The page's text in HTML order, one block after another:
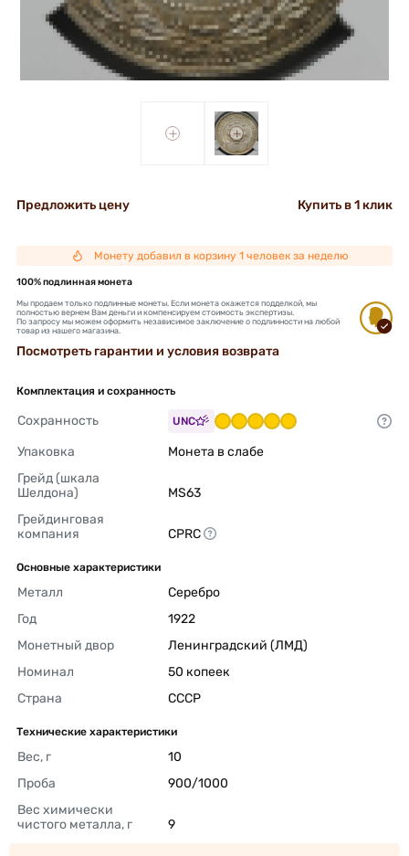
+ +
Предложить цену Купить в 1 клик
Монету добавил в корзину 1 человек за неделю
100% подлинная монета
Мы продаем только подлинные монеты. Если монета окажется подделкой, мы
полностью вернем Вам деньги и компенсируем стоимость экспертизы.
По запросу мы можем оформить независимое заключение о подлинности на любой
товар из нашего магазина.
Посмотреть гарантии и условия возврата
Комплектация и сохранность
Сохранность UNC
Упаковка
Монета в слабе
Грейд (шкала
Шелдона)
MS63
Грейдинговая
компания
CPRC
Основные характеристики
Металл
Серебро
Год
1922
Монетный двор
Ленинградский (ЛМД)
Номинал
50 копеек
Страна
СССР
Технические характеристики
Вес, г
10
Проба
900/1000
Вес химически
чистого металла, г
9